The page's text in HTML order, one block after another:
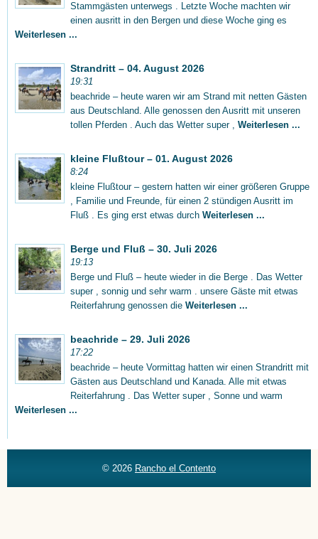
Stammgästen unterwegs . Letzte Woche machten wir
einen ausritt in den Bergen und diese Woche ging es
Weiterlesen ...
Strandritt – 04. August 2026
19:31
beachride – heute waren wir am Strand mit netten Gästen
aus Deutschland. Alle genossen den Ausritt mit unseren
tollen Pferden . Auch das Wetter super , Weiterlesen ...
kleine Flußtour – 01. August 2026
8:24
kleine Flußtour – gestern hatten wir einer größeren Gruppe
, Familie und Freunde, für einen 2 stündigen Ausritt im
Fluß . Es ging erst etwas durch Weiterlesen ...
Berge und Fluß – 30. Juli 2026
19:13
Berge und Fluß – heute wieder in die Berge . Das Wetter
super , sonnig und sehr warm . unsere Gäste mit etwas
Reiterfahrung genossen die Weiterlesen ...
beachride – 29. Juli 2026
17:22
beachride – heute Vormittag hatten wir einen Strandritt mit
Gästen aus Deutschland und Kanada. Alle mit etwas
Reiterfahrung . Das Wetter super , Sonne und warm
Weiterlesen ...
© 2026 Rancho el Contento